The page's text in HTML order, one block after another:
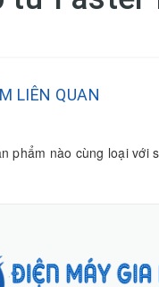
LIÊN QUAN
phẩm nào cùng loại với